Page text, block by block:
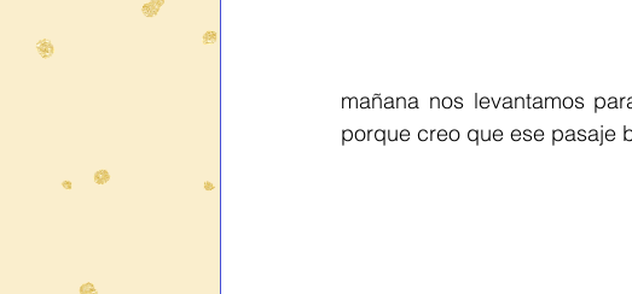
mañana nos levantamos
porque creo que ese pasaje